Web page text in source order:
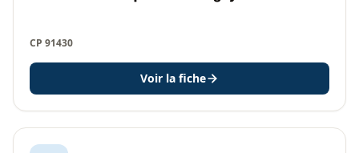
CP 91430
Voir la fiche